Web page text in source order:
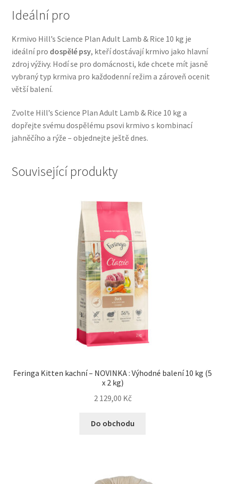
Royal Canin pro psy
Veterinární dieta pro psy
Vodítka a obojky
Ideální pro
Krmivo Hill’s Science Plan Adult Lamb & Rice 10 kg je
ideální pro dospělé psy, kteří dostávají krmivo jako hlavní
zdroj výživy. Hodí se pro domácnosti, kde chcete mít jasně
vybraný typ krmiva pro každodenní režim a zároveň ocenit
větší balení.
Zvolte Hill’s Science Plan Adult Lamb & Rice 10 kg a
dopřejte svému dospělému psovi krmivo s kombinací
jahněčího a rýže – objednejte ještě dnes.
Související produkty
Feringa Kitten kachní – NOVINKA : Výhodné balení 10 kg (5
x 2 kg)
2 129,00 Kč
Do obchodu